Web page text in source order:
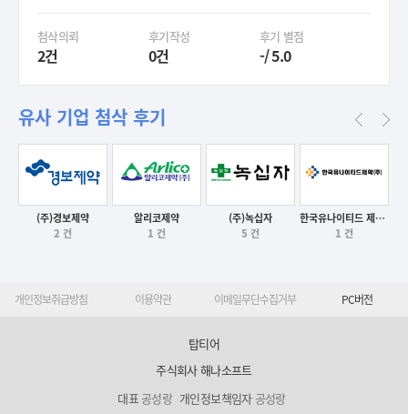
첨삭의뢰
2건
후기작성
0건
후기 별점
-/ 5.0
유사 기업 첨삭 후기
후기보기
(주)경보제약
2 건
후기보기
알리코제약
1 건
후기보기
(주)녹십자
5 건
후기보기
한국유나이티드 제약(주)
1 건
개인정보취급방침 이용약관 이메일무단수집거부 PC버전
탑티어
주식회사 해나소프트
대표공성랑 개인정보책임자공성랑